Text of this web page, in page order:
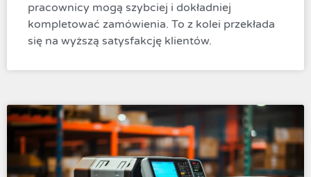
pracownicy mogą szybciej i dokładniej
kompletować zamówienia. To z kolei przekłada
się na wyższą satysfakcję klientów.